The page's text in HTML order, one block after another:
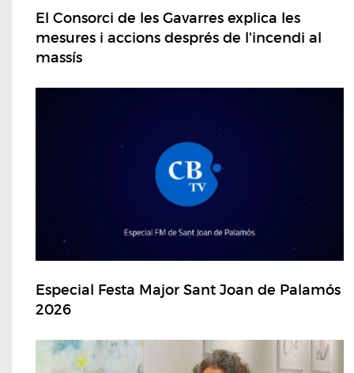
El Consorci de les Gavarres explica les
mesures i accions després de l'incendi al
massís
Especial Festa Major Sant Joan de Palamós
2026